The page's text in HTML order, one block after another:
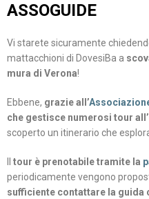
ASSOGUIDE
Vi starete sicuramente
mattacchioni di DovesiBa a
mura di Verona!
Ebbene, grazie all’
che gestisce numerosi tour
scoperto un itinerario che
tour è prenotabile tramite la
periodicamente vengono
sufficiente contattare la guida